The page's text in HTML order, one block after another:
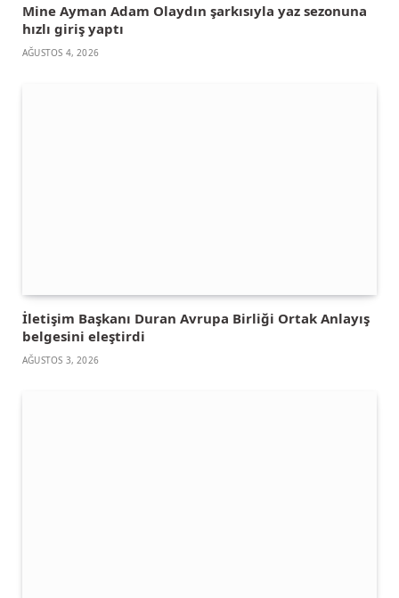
Mine Ayman Adam Olaydın şarkısıyla yaz sezonuna
hızlı giriş yaptı
AĞUSTOS 4, 2026
İletişim Başkanı Duran Avrupa Birliği Ortak Anlayış
belgesini eleştirdi
AĞUSTOS 3, 2026